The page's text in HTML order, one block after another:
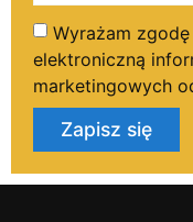
Wyrażam
elektroniczną
marketingowych
Zapisz się